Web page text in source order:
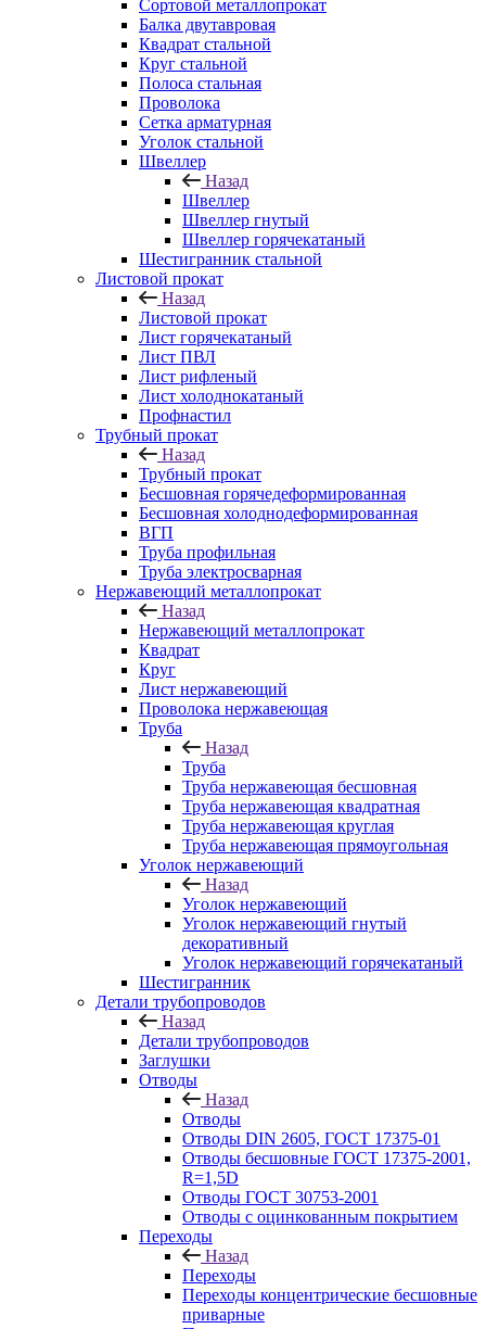
Сортовой металлопрокат
Балка двутавровая
Квадрат стальной
Круг стальной
Полоса стальная
Проволока
Сетка арматурная
Уголок стальной
Швеллер
Назад
Швеллер
Швеллер гнутый
Швеллер горячекатаный
Шестигранник стальной
Листовой прокат
Назад
Листовой прокат
Лист горячекатаный
Лист ПВЛ
Лист рифленый
Лист холоднокатаный
Профнастил
Трубный прокат
Назад
Трубный прокат
Бесшовная горячедеформированная
Бесшовная холоднодеформированная
ВГП
Труба профильная
Труба электросварная
Нержавеющий металлопрокат
Назад
Нержавеющий металлопрокат
Квадрат
Круг
Лист нержавеющий
Проволока нержавеющая
Труба
Назад
Труба
Труба нержавеющая бесшовная
Труба нержавеющая квадратная
Труба нержавеющая круглая
Труба нержавеющая прямоугольная
Уголок нержавеющий
Назад
Уголок нержавеющий
Уголок нержавеющий гнутый
декоративный
Уголок нержавеющий горячекатаный
Шестигранник
Детали трубопроводов
Назад
Детали трубопроводов
Заглушки
Отводы
Назад
Отводы
Отводы DIN 2605, ГОСТ 17375-01
Отводы бесшовные ГОСТ 17375-2001,
R=1,5D
Отводы ГОСТ 30753-2001
Отводы с оцинкованным покрытием
Переходы
Назад
Переходы
Переходы концентрические бесшовные
приварные